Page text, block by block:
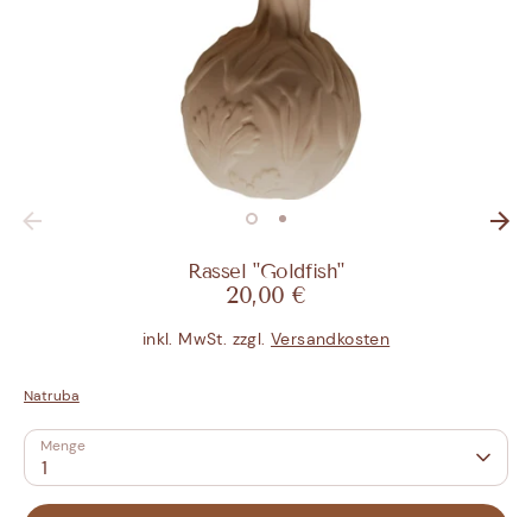
Rassel "Goldfish"
20,00 €
inkl. MwSt. zzgl. Versandkosten
Natruba
Menge
1